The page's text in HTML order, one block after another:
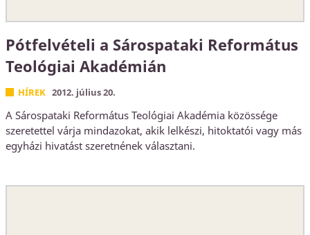
Pótfelvételi a Sárospataki Református
Teológiai Akadémián
HÍREK 2012. július 20.
A Sárospataki Református Teológiai Akadémia közössége
szeretettel várja mindazokat, akik lelkészi, hitoktatói vagy más
egyházi hivatást szeretnének választani.